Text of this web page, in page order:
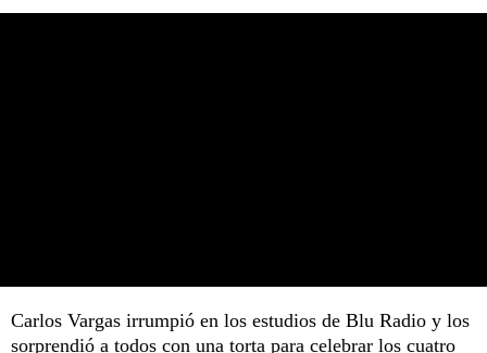
Carlos Vargas irrumpió en los estudios de Blu Radio y los
sorprendió a todos con una torta para celebrar los cuatro